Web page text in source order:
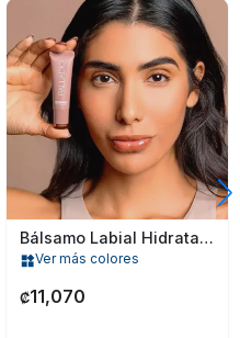
Bálsamo Labial Hidratante De Mantequilla Palladio 02 Caramel Glaze
widgetsVer más colores
₡11,070